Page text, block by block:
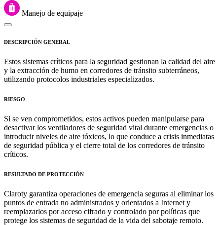
Manejo de equipaje
DESCRIPCIÓN GENERAL
Estos sistemas críticos para la seguridad gestionan la calidad del aire
y la extracción de humo en corredores de tránsito subterráneos,
utilizando protocolos industriales especializados.
RIESGO
Si se ven comprometidos, estos activos pueden manipularse para
desactivar los ventiladores de seguridad vital durante emergencias o
introducir niveles de aire tóxicos, lo que conduce a crisis inmediatas
de seguridad pública y el cierre total de los corredores de tránsito
críticos.
RESULTADO DE PROTECCIÓN
Claroty garantiza operaciones de emergencia seguras al eliminar los
puntos de entrada no administrados y orientados a Internet y
reemplazarlos por acceso cifrado y controlado por políticas que
protege los sistemas de seguridad de la vida del sabotaje remoto.